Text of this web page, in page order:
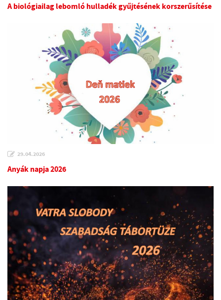
A biológiailag lebomló hulladék gyűjtésének korszerűsítése
29.04.2026
Anyák napja 2026